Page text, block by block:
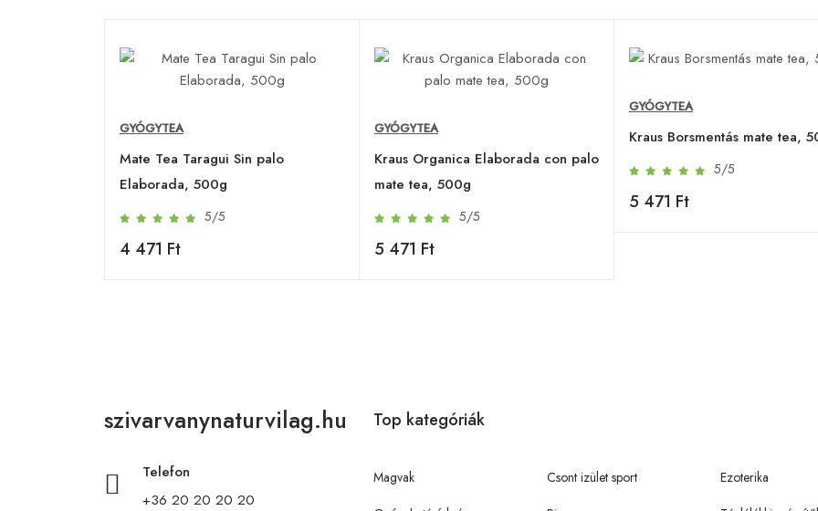
GYÓGYTEA
Mate Tea Taragui Sin palo
Elaborada, 500g
5/5
4 471 Ft
GYÓGYTEA
Kraus Organica Elaborada con palo
mate tea, 500g
5/5
5 471 Ft
GYÓGYTEA
Kraus Borsmentás mate tea,
5/5
5 471 Ft
szivarvanynaturvilag.hu
Telefon
+36 20 20 20 20
Top kategóriák
Magvak
Csont izület sport
Ezoterika